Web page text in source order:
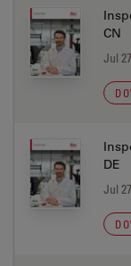
CN
Jul
DE
Jul